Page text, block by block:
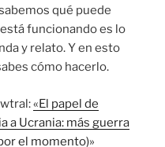
qué puede
funcionando es lo
y relato. Y en esto
cómo hacerlo.
«El papel de
a Ucrania: más guerra
el momento)»